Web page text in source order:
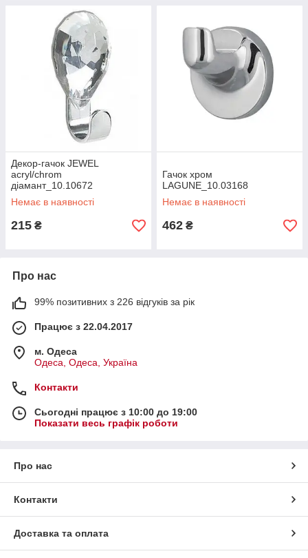
Декор-гачок JEWEL
acryl/chrom
діамант_10.10672
Немає в наявності
215 ₴
Гачок хром
LAGUNE_10.03168
Немає в наявності
462 ₴
Про нас
99% позитивних з 226 відгуків за рік
Працює з 22.04.2017
м. Одеса
Одеса, Одеса, Україна
Контакти
Сьогодні працює з 10:00 до 19:00
Показати весь графік роботи
Про нас
Контакти
Доставка та оплата